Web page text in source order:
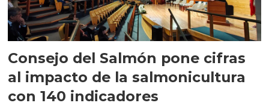
Consejo del Salmón pone cifras
al impacto de la salmonicultura
con 140 indicadores